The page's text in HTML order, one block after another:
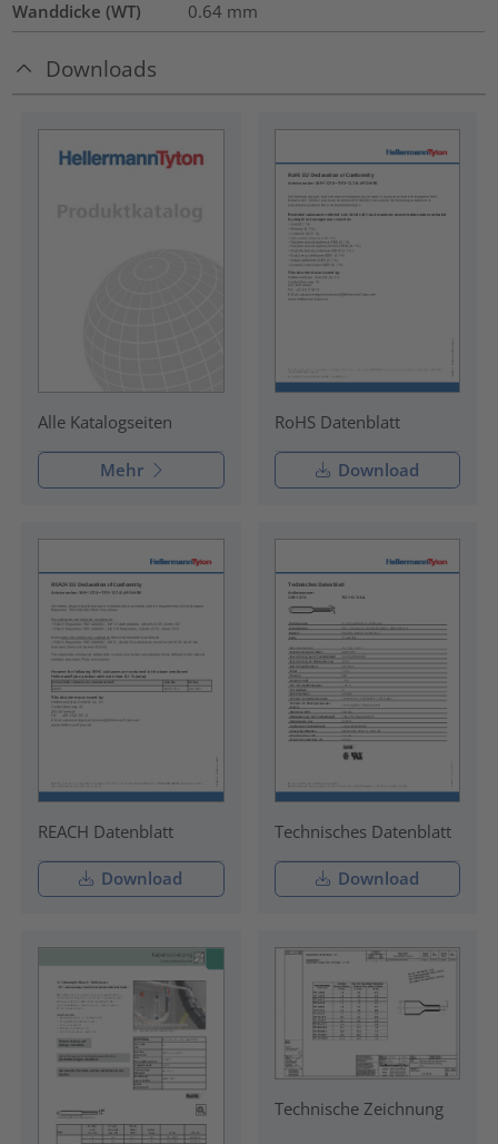
Wanddicke (WT) 0.64 mm
Downloads
Alle Katalogseiten
Mehr
RoHS Datenblatt
Download
REACH Datenblatt
Download
Technisches Datenblatt
Download
Technische Zeichnung